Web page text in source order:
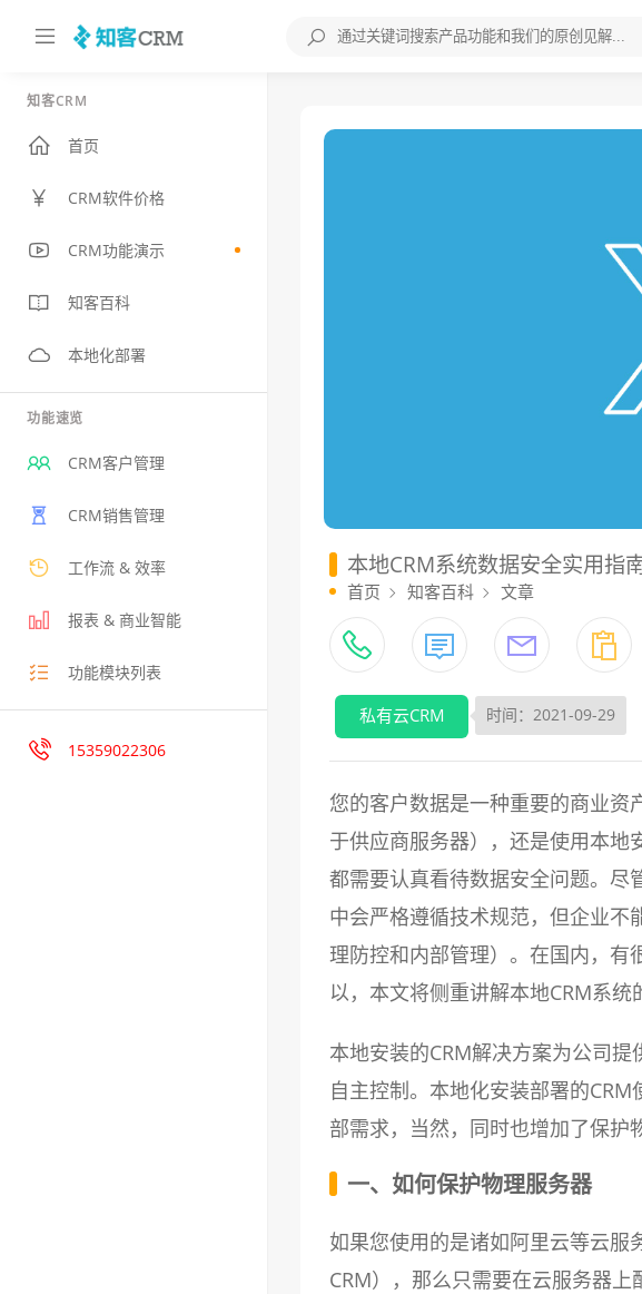
知客CRM
首页
CRM软件价格
CRM功能演示
知客百科
本地化部署
功能速览
CRM客户管理
CRM销售管理
工作流 & 效率
报表 & 商业智能
功能模块列表
15359022306
本地CRM系统数据安全实用指
首页 知客百科 文章
私有云CRM 时间：2021-09-29
您的客户数据是一种重要的商业资
于供应商服务器），还是使用本地
都需要认真看待数据安全问题。尽
中会严格遵循技术规范，但企业不
理防控和内部管理）。在国内，有
以，本文将侧重讲解本地CRM系统
本地安装的CRM解决方案为公司
自主控制。本地化安装部署的
部需求，当然，同时也增加了保护
一、如何保护物理服务器
如果您使用的是诸如阿里云等云服
CRM），那么只需要在云服务器